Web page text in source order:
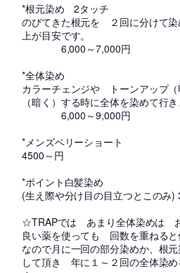
*根元染め 2タッチ
のびてきた根元を ２回に分けて
上が目安です。
6,000～7,000円
*全体染め
カラーチェンジや トーンアップ
（暗く）する時に全体を染めて行き
6,000～9,000円
*メンズベリーショート
4500～円
*ポイント白髪染め
(生え際や分け目の目立つとこのみ)
☆TRAPでは あまり全体染めは
良い薬を使っても 回数を重ねる
なので月に一回の部分染めか、根
して頂き 年に１～２回の全体染